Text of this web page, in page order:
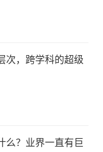
次，跨学科的超级
么？业界一直有巨